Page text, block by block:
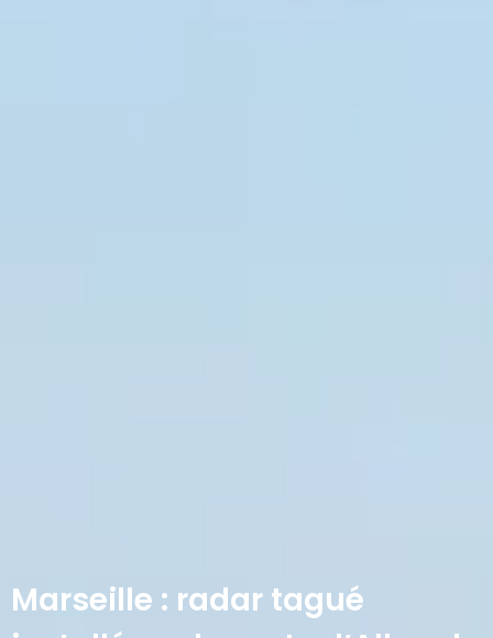
Marseille : radar tagué